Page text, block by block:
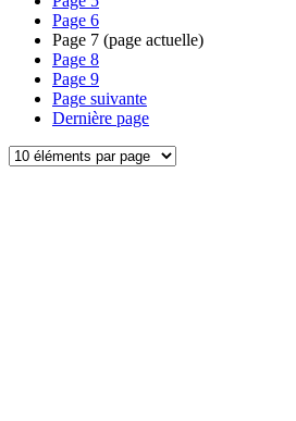
Page 6
Page 7 (page actuelle)
Page 8
Page 9
Page suivante
Dernière page